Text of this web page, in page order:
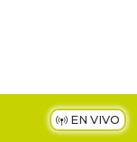
EN VIVO